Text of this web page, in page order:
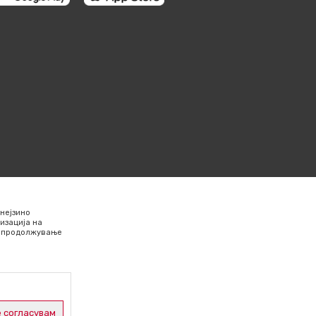
на
продолжување
согласувам